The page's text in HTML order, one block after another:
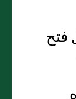
فتح